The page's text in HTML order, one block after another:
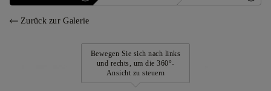
Zurück zur Galerie
Bewegen Sie sich nach links
und rechts, um die 360°-
Ansicht zu steuern